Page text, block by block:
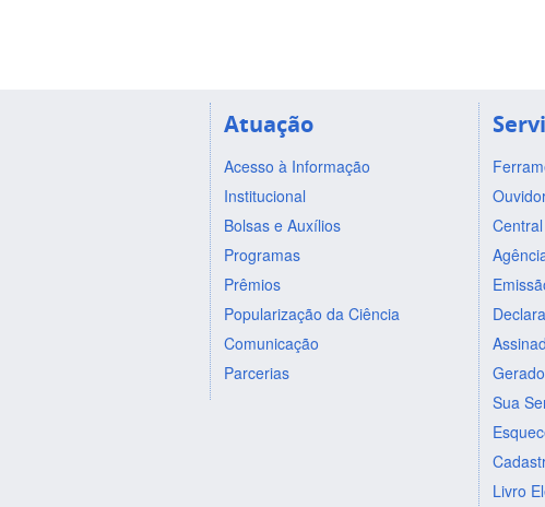
Atuação
Acesso à Informação
Institucional
Bolsas e Auxílios
Programas
Prêmios
Popularização da Ciência
Comunicação
Parcerias
Sua
Livro